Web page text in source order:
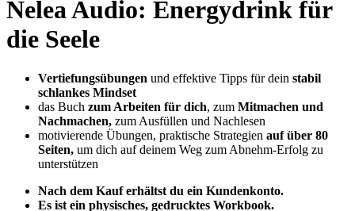
Nelea Audio: Energydrink für
die Seele
Vertiefungsübungen und effektive Tipps für dein stabil
schlankes Mindset
das Buch zum Arbeiten für dich, zum Mitmachen und
Nachmachen, zum Ausfüllen und Nachlesen
motivierende Übungen, praktische Strategien auf über 80
Seiten, um dich auf deinem Weg zum Abnehm-Erfolg zu
unterstützen
Nach dem Kauf erhältst du ein Kundenkonto.
Es ist ein physisches, gedrucktes Workbook.